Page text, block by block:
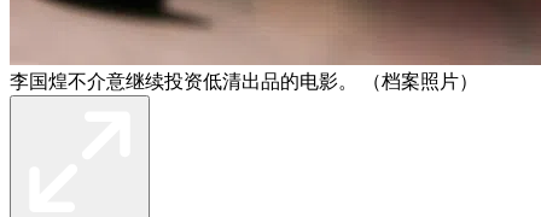
李国煌不介意继续投资低清出品的电影。 （档案照片）